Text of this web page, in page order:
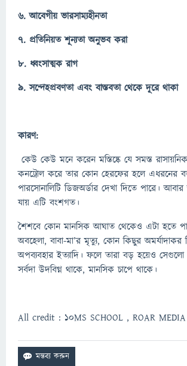
৬. আবেগীয় ভারসাম্যহীনতা
৭. প্রতিনিয়ত শূন্যতা অনুভব করা
৮. ধ্বংসাত্মক রাগ
৯. সন্দেহপ্রবণতা এবং বাস্তবতা থেকে দূরে থাকা
কারণ:
কেউ কেউ মনে করেন মস্তিষ্কে যে সমস্ত
কনট্রোল করে তার কোন হেরফের হলে এধরনের
পারসোনালিটি ডিজঅর্ডার দেখা দিতে পারে।
যায় এটি বংশগত।
শৈশবে কোন মানসিক আঘাত থেকেও এটা হতে
অবহেলা, বাবা-মা’র মৃত্যু, কোন কিছুর অমর্যাদাকর
অপব্যবহার ইত্যাদি। ফলে তারা বড় হয়েও
সর্বদা উদবিগ্ন থাকে, মানসিক চাপে থাকে।
All credit : 10MS SCHOOL , ROAR MEDIA